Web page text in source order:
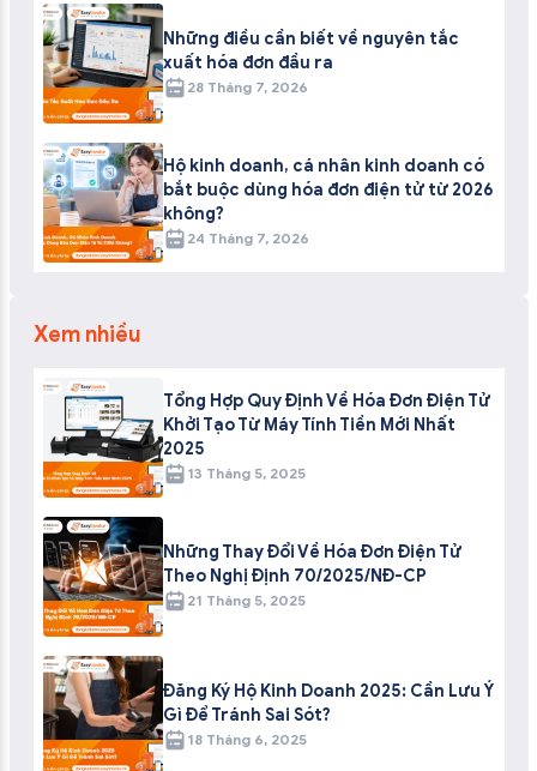
Những điều cần biết về nguyên tắc
xuất hóa đơn đầu ra
28 Tháng 7, 2026
Hộ kinh doanh, cá nhân kinh doanh có
bắt buộc dùng hóa đơn điện tử từ 2026
không?
24 Tháng 7, 2026
Xem nhiều
Tổng Hợp Quy Định Về Hóa Đơn Điện Tử
Khởi Tạo Từ Máy Tính Tiền Mới Nhất
2025
13 Tháng 5, 2025
Những Thay Đổi Về Hóa Đơn Điện Tử
Theo Nghị Định 70/2025/NĐ-CP
21 Tháng 5, 2025
Đăng Ký Hộ Kinh Doanh 2025: Cần Lưu Ý
Gì Để Tránh Sai Sót?
18 Tháng 6, 2025